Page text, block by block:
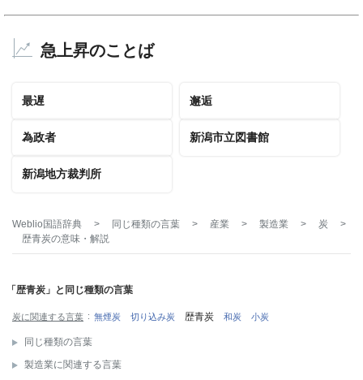
急上昇のことば
最遅 邂逅
為政者 新潟市立図書館
新潟地方裁判所
Weblio国語辞典 > 同じ種類の言葉 > 産業 > 製造業 > 炭
>
歴青炭の意味・解説
「歴青炭」と同じ種類の言葉
炭に関連する言葉 無煙炭 切り込み炭 歴青炭 和炭 小炭
同じ種類の言葉
製造業に関連する言葉